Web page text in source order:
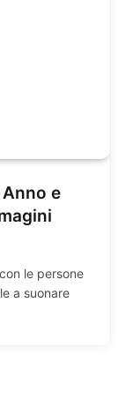
e
le persone
a suonare